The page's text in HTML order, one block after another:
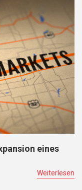
eines
Weiterlesen